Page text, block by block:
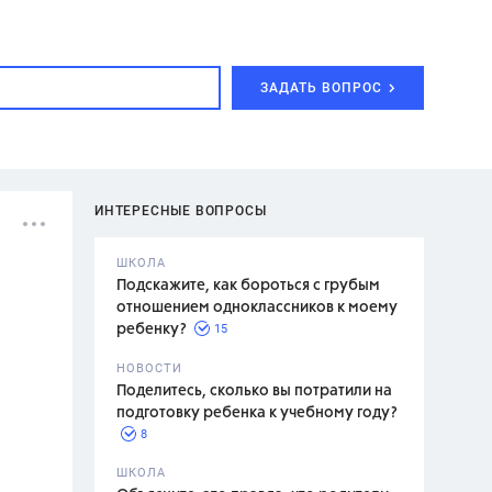
ЗАДАТЬ ВОПРОС
ИНТЕРЕСНЫЕ ВОПРОСЫ
ШКОЛА
Подскажите, как бороться с грубым
отношением одноклассников к моему
ребенку?
15
НОВОСТИ
Поделитесь, сколько вы потратили на
подготовку ребенка к учебному году?
8
ШКОЛА